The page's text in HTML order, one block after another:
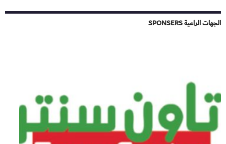
الجهات الراعية SPONSERS